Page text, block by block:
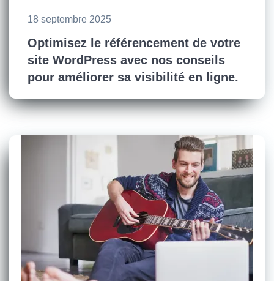
18 septembre 2025
Optimisez le référencement de votre
site WordPress avec nos conseils
pour améliorer sa visibilité en ligne.